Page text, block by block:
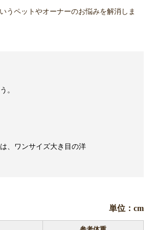
うペットやオーナーのお悩みを解消しま
。
、ワンサイズ大き目の洋
単位：cm